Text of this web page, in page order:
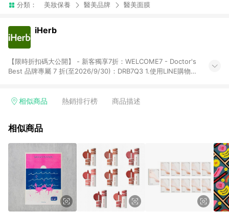
分類： 美妝保養 醫美品牌 醫美面膜
iHerb
【限時折扣碼大公開】 - 新客獨享7折：WELCOME7 - Doctor's
Best 品牌專屬 7 折(至2026/9/30)：DRB7Q3 1.使用LINE購物下
物頁面上提供的折扣碼，則不符合LINE POINTS 回饋資格（官方
碼或獎勵代碼 （會獲得獎勵金） 、英文數字亂數組合，如
格。 4.符合贈點資格者，將於出貨後3個工作日陸續發送交易訊
息通知。 5.點數將於廠商出貨後，隔天起算85天後陸續確認發
送。 6.國際商家之商品金額及回饋點數依據將以商品未稅價格為
準。 7.國際商家之商品金額可能受匯率影響而有微幅差異。 8. 如
需確認訂單回饋資格，僅提供訂購後60天內的訂單查詢。 9.多筆
訂單連續下單 : 每一筆訂單皆需獨立從LINE購物完成跳轉，在您
完成一筆訂單的跳轉及結帳後，若需再次下單，請務必重新透過
相似商品 熱銷排行榜 商品描述
相似商品